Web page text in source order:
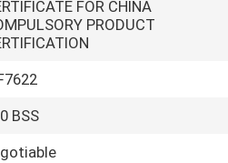
FOR CHINA
PRODUCT
BSS